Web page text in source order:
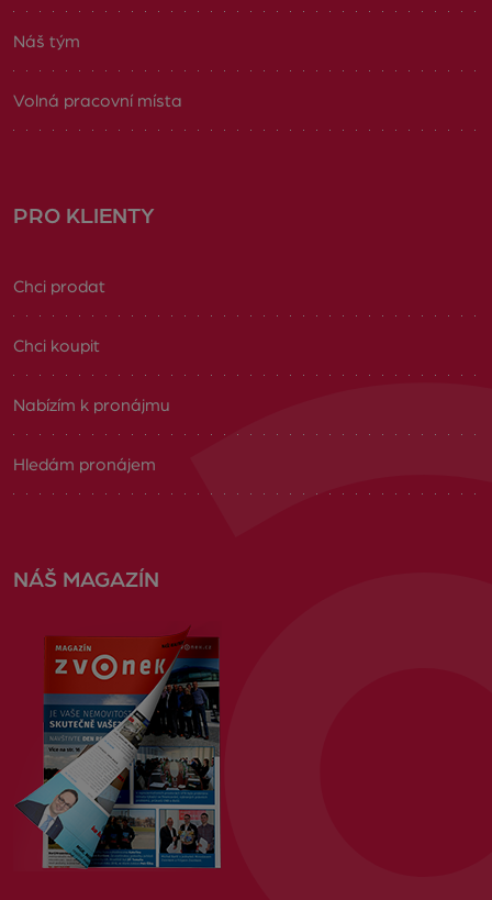
Náš tým
Volná pracovní místa
PRO KLIENTY
Chci prodat
Chci koupit
Nabízím k pronájmu
Hledám pronájem
NÁŠ MAGAZÍN